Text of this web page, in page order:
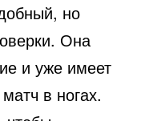
но
Она
и уже имеет
в ногах.